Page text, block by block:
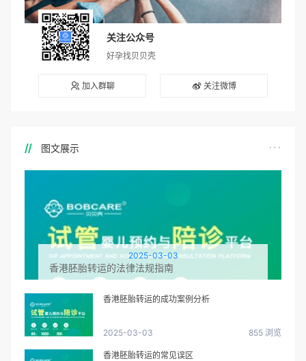
关注公众号
好孕找贝贝壳
加入群聊 关注微博
图文展示
2025-03-03
香港胚胎转运的法律法规指南
香港胚胎转运的成功案例分析
2025-03-03 855 浏览
香港胚胎转运的常见误区